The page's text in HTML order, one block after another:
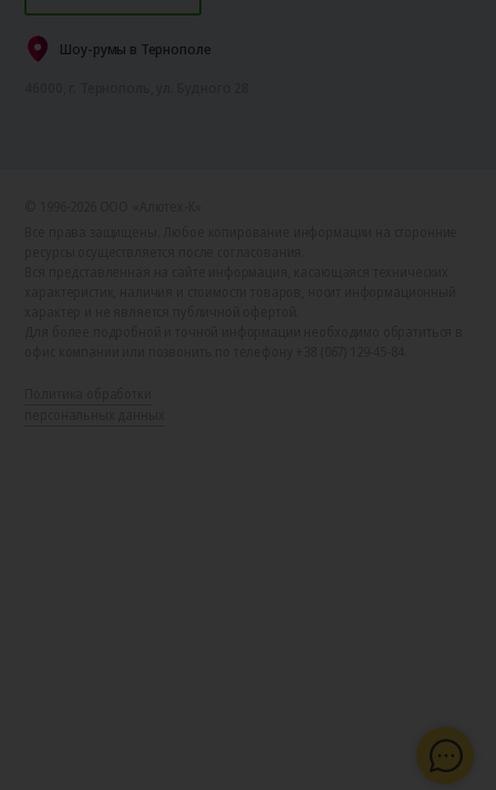
Шоу-румы в Тернополе